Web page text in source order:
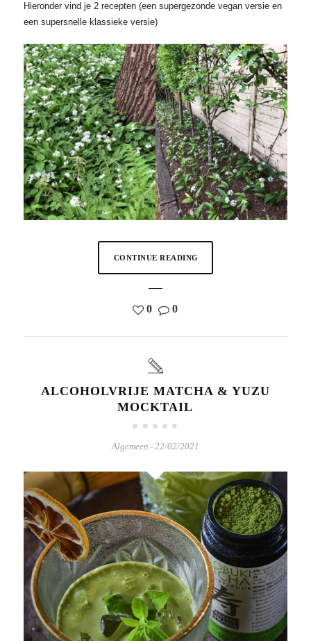
Hieronder vind je 2 recepten (een supergezonde vegan versie en
een supersnelle klassieke versie)
CONTINUE READING
0 0
ALCOHOLVRIJE MATCHA & YUZU
MOCKTAIL
Algemeen - 22/02/2021